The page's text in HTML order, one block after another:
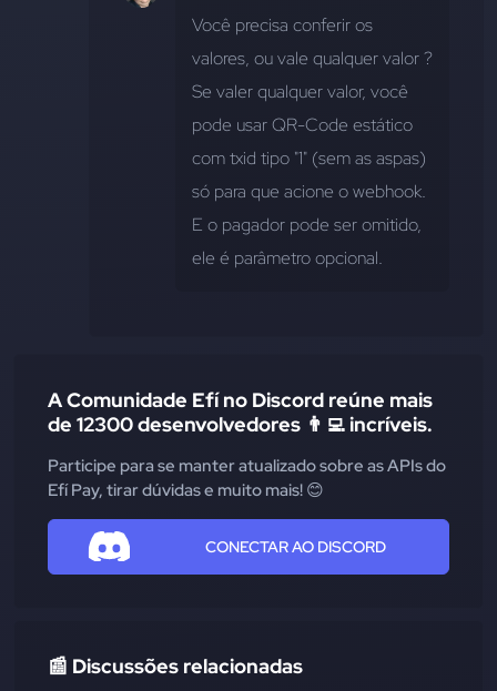
Você precisa conferir os
Se valer qualquer valor, você
pode usar QR-Code estático
com txid tipo "1" (sem as aspas)
só para que acione o webhook.
E o pagador pode ser omitido,
ele é parâmetro opcional.
A Comunidade Efí no Discord reúne mais
de 12300 desenvolvedores 👨‍💻 incríveis.
Participe para se manter atualizado sobre as APIs do
Efí Pay, tirar dúvidas e muito mais! 😊
CONECTAR AO DISCORD
📰 Discussões relacionadas